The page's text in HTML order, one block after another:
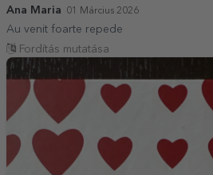
Ana Maria 01 Március 2026
Au venit foarte repede
Fordítás mutatása